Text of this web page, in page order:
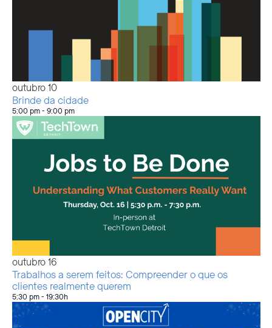
outubro 10
Brinde da cidade
5:00 pm- 9:00 pm
outubro 16
Trabalhos a serem feitos: Compreender o que os
clientes realmente querem
5:30 pm- 19:30h